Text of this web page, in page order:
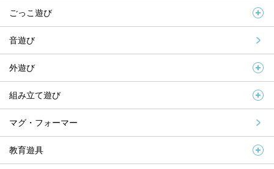
ごっこ遊び
音遊び
外遊び
組み立て遊び
マグ・フォーマー
教育遊具